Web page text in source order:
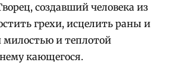
создавший человека из
грехи, исцелить раны и
милостью и теплотой
кающегося.